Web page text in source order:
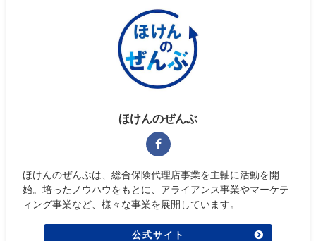
ほけんのぜんぶ
ほけんのぜんぶは、総合保険代理店事業を主軸に活動を開
始。培ったノウハウをもとに、アライアンス事業やマーケテ
ィング事業など、様々な事業を展開しています。
公式サイト